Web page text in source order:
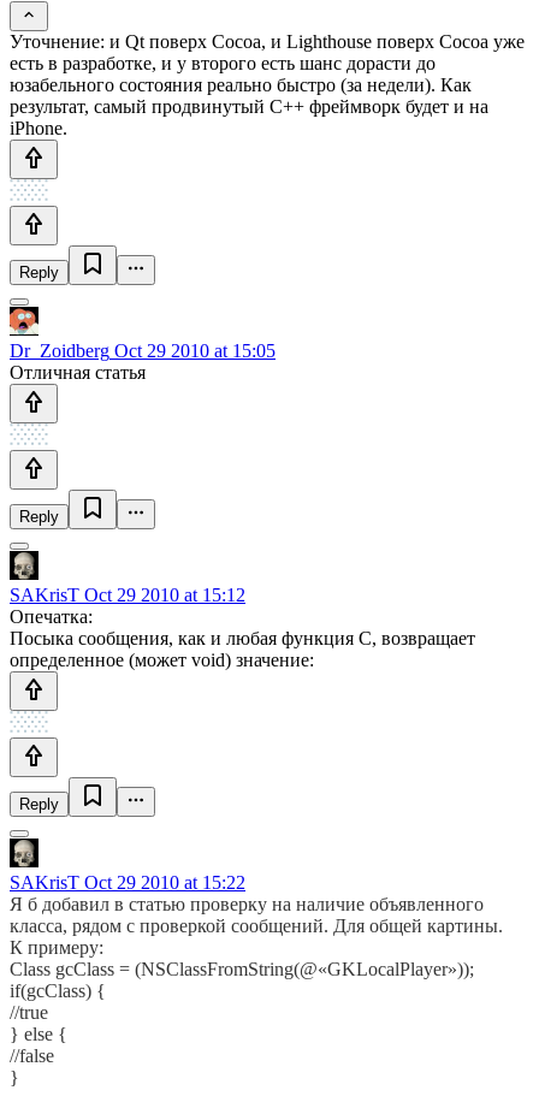
Уточнение: и Qt поверх Cocoa, и Lighthouse поверх Cocoa уже
есть в разработке, и у второго есть шанс дорасти до
юзабельного состояния реально быстро (за недели). Как
результат, самый продвинутый C++ фреймворк будет и на
iPhone.
Reply
Dr_Zoidberg Oct 29 2010 at 15:05
Отличная статья
Reply
SAKrisT Oct 29 2010 at 15:12
Опечатка:
Посыка сообщения, как и любая функция C, возвращает
определенное (может void) значение:
Reply
SAKrisT Oct 29 2010 at 15:22
Я б добавил в статью проверку на наличие объявленного
класса, рядом с проверкой сообщений. Для общей картины.
К примеру:
Class gcClass = (NSClassFromString(@«GKLocalPlayer»));
if(gcClass) {
//true
} else {
//false
}